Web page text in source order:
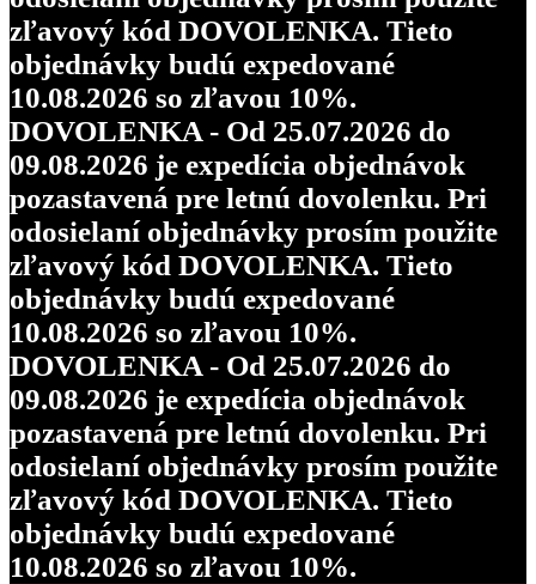
zľavový kód DOVOLENKA. Tieto
objednávky budú expedované
10.08.2026 so zľavou 10%.
DOVOLENKA - Od 25.07.2026 do
09.08.2026 je expedícia objednávok
pozastavená pre letnú dovolenku. Pri
odosielaní objednávky prosím použite
zľavový kód DOVOLENKA. Tieto
objednávky budú expedované
10.08.2026 so zľavou 10%.
DOVOLENKA - Od 25.07.2026 do
09.08.2026 je expedícia objednávok
pozastavená pre letnú dovolenku. Pri
odosielaní objednávky prosím použite
zľavový kód DOVOLENKA. Tieto
objednávky budú expedované
10.08.2026 so zľavou 10%.